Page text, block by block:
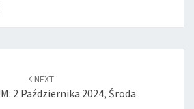
NEXT
2 Października 2024, Środa